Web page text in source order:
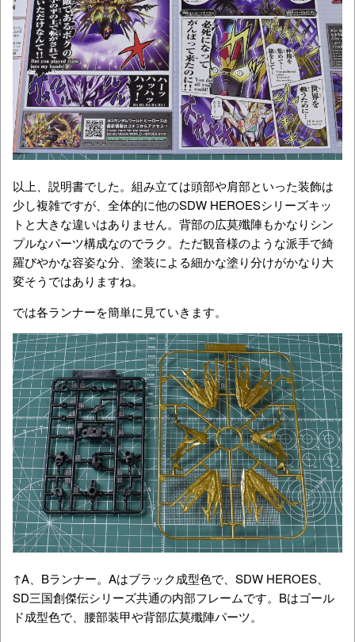
以上、説明書でした。組み立ては頭部や肩部といった装飾は
少し複雑ですが、全体的に他のSDW HEROESシリーズキッ
トと大きな違いはありません。背部の広莫殲陣もかなりシン
プルなパーツ構成なのでラク。ただ観音様のような派手で綺
羅びやかな容姿な分、塗装による細かな塗り分けがかなり大
変そうではありますね。
では各ランナーを簡単に見ていきます。
↑A、Bランナー。Aはブラック成型色で、SDW HEROES、
SD三国創傑伝シリーズ共通の内部フレームです。Bはゴール
ド成型色で、腰部装甲や背部広莫殲陣パーツ。